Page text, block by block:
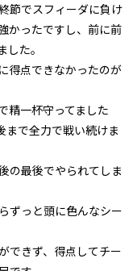
節でスフィーダに負け
かったですし、前に前
た。
得点できなかったのが
精一杯守ってました
まで全力で戦い続けま
の最後でやられてしま
ずっと頭に色んなシー
できず、得点してチー